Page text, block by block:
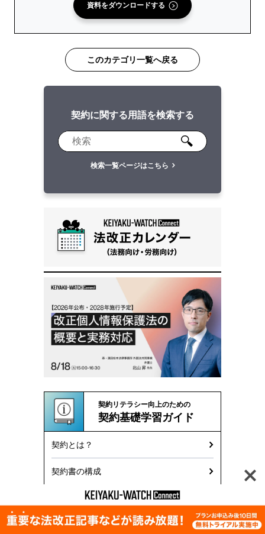
資料をダウンロードする
このカテゴリ一覧へ戻る
契約に関する用語を検索する
検索一覧ページはこちら
契約リテラシー向上のための
契約基礎学習ガイド
契約とは？
契約書の構成
契約書と印鑑の基本ルール
契約書で使われる用語